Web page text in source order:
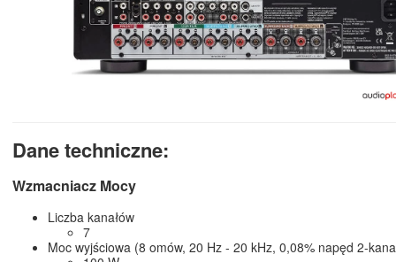
Dane techniczne:
Wzmacniacz Mocy
Liczba kanałów
7
Moc wyjściowa (8 omów, 20 Hz - 20 kHz, 0,08% napęd 2-